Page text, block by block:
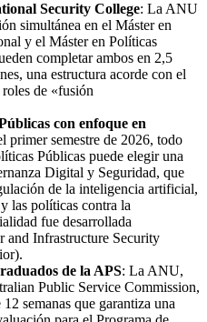
Security College: La ANU
simultánea en el Máster en
y el Máster en Políticas
completar ambos en 2,5
una estructura acorde con el
de «fusión
con enfoque en
primer semestre de 2026, todo
Públicas puede elegir una
Digital y Seguridad, que
de la inteligencia artificial,
las políticas contra la
fue desarrollada
and Infrastructure Security
de la APS: La ANU,
Public Service Commission,
semanas que garantiza una